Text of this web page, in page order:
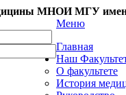
МНОИ МГУ
Меню
Главная
Наш
О факультете
История